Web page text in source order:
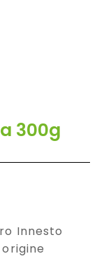
300g
Innesto